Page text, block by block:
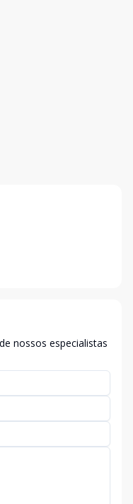
nossos especialistas